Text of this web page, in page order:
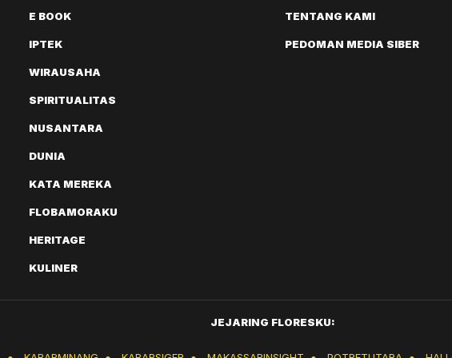
E BOOK
IPTEK
WIRAUSAHA
SPIRITUALITAS
NUSANTARA
DUNIA
KATA MEREKA
FLOBAMORAKU
HERITAGE
KULINER
TENTANG KAMI
PEDOMAN MEDIA SIBER
JEJARING FLORESKU: